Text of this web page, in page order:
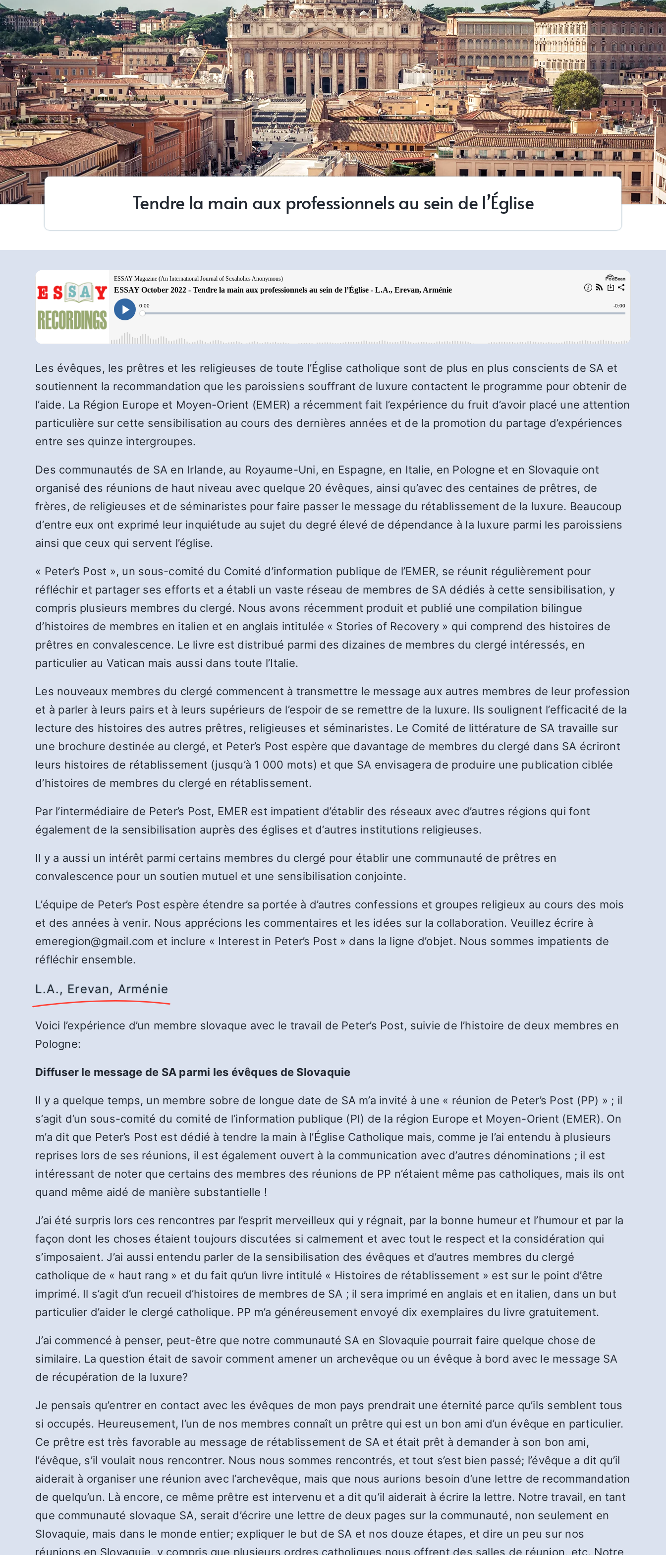
Tendre la main aux professionnels au sein de l’Église
Les évêques, les prêtres et les religieuses de toute l’Église catholique sont de plus en plus conscients de SA et
soutiennent la recommandation que les paroissiens souffrant de luxure contactent le programme pour obtenir de
l’aide. La Région Europe et Moyen-Orient (EMER) a récemment fait l’expérience du fruit d’avoir placé une attention
particulière sur cette sensibilisation au cours des dernières années et de la promotion du partage d’expériences
entre ses quinze intergroupes.
Des communautés de SA en Irlande, au Royaume-Uni, en Espagne, en Italie, en Pologne et en Slovaquie ont
organisé des réunions de haut niveau avec quelque 20 évêques, ainsi qu’avec des centaines de prêtres, de
frères, de religieuses et de séminaristes pour faire passer le message du rétablissement de la luxure. Beaucoup
d’entre eux ont exprimé leur inquiétude au sujet du degré élevé de dépendance à la luxure parmi les paroissiens
ainsi que ceux qui servent l’église.
« Peter’s Post », un sous-comité du Comité d’information publique de l’EMER, se réunit régulièrement pour
réfléchir et partager ses efforts et a établi un vaste réseau de membres de SA dédiés à cette sensibilisation, y
compris plusieurs membres du clergé. Nous avons récemment produit et publié une compilation bilingue
d’histoires de membres en italien et en anglais intitulée « Stories of Recovery » qui comprend des histoires de
prêtres en convalescence. Le livre est distribué parmi des dizaines de membres du clergé intéressés, en
particulier au Vatican mais aussi dans toute l’Italie.
Les nouveaux membres du clergé commencent à transmettre le message aux autres membres de leur profession
et à parler à leurs pairs et à leurs supérieurs de l’espoir de se remettre de la luxure. Ils soulignent l’efficacité de la
lecture des histoires des autres prêtres, religieuses et séminaristes. Le Comité de littérature de SA travaille sur
une brochure destinée au clergé, et Peter’s Post espère que davantage de membres du clergé dans SA écriront
leurs histoires de rétablissement (jusqu’à 1 000 mots) et que SA envisagera de produire une publication ciblée
d’histoires de membres du clergé en rétablissement.
Par l’intermédiaire de Peter’s Post, EMER est impatient d’établir des réseaux avec d’autres régions qui font
également de la sensibilisation auprès des églises et d’autres institutions religieuses.
Il y a aussi un intérêt parmi certains membres du clergé pour établir une communauté de prêtres en
convalescence pour un soutien mutuel et une sensibilisation conjointe.
L’équipe de Peter’s Post espère étendre sa portée à d’autres confessions et groupes religieux au cours des mois
et des années à venir. Nous apprécions les commentaires et les idées sur la collaboration. Veuillez écrire à
emeregion@gmail.com et inclure « Interest in Peter’s Post » dans la ligne d’objet. Nous sommes impatients de
réfléchir ensemble.
L.A., Erevan, Arménie
Voici l’expérience d’un membre slovaque avec le travail de Peter’s Post, suivie de l’histoire de deux membres en
Pologne:
Diffuser le message de SA parmi les évêques de Slovaquie
Il y a quelque temps, un membre sobre de longue date de SA m’a invité à une « réunion de Peter’s Post (PP) » ; il
s’agit d’un sous-comité du comité de l’information publique (PI) de la région Europe et Moyen-Orient (EMER). On
m’a dit que Peter’s Post est dédié à tendre la main à l’Église Catholique mais, comme je l’ai entendu à plusieurs
reprises lors de ses réunions, il est également ouvert à la communication avec d’autres dénominations ; il est
intéressant de noter que certains des membres des réunions de PP n’étaient même pas catholiques, mais ils ont
quand même aidé de manière substantielle !
J’ai été surpris lors ces rencontres par l’esprit merveilleux qui y régnait, par la bonne humeur et l’humour et par la
façon dont les choses étaient toujours discutées si calmement et avec tout le respect et la considération qui
s’imposaient. J’ai aussi entendu parler de la sensibilisation des évêques et d’autres membres du clergé
catholique de « haut rang » et du fait qu’un livre intitulé « Histoires de rétablissement » est sur le point d’être
imprimé. Il s’agit d’un recueil d’histoires de membres de SA ; il sera imprimé en anglais et en italien, dans un but
particulier d’aider le clergé catholique. PP m’a généreusement envoyé dix exemplaires du livre gratuitement.
J’ai commencé à penser, peut-être que notre communauté SA en Slovaquie pourrait faire quelque chose de
similaire. La question était de savoir comment amener un archevêque ou un évêque à bord avec le message SA
de récupération de la luxure?
Je pensais qu’entrer en contact avec les évêques de mon pays prendrait une éternité parce qu’ils semblent tous
si occupés. Heureusement, l’un de nos membres connaît un prêtre qui est un bon ami d’un évêque en particulier.
Ce prêtre est très favorable au message de rétablissement de SA et était prêt à demander à son bon ami,
l’évêque, s’il voulait nous rencontrer. Nous nous sommes rencontrés, et tout s’est bien passé; l’évêque a dit qu’il
aiderait à organiser une réunion avec l’archevêque, mais que nous aurions besoin d’une lettre de recommandation
de quelqu’un. Là encore, ce même prêtre est intervenu et a dit qu’il aiderait à écrire la lettre. Notre travail, en tant
que communauté slovaque SA, serait d’écrire une lettre de deux pages sur la communauté, non seulement en
Slovaquie, mais dans le monde entier; expliquer le but de SA et nos douze étapes, et dire un peu sur nos
réunions en Slovaquie, y compris que plusieurs ordres catholiques nous offrent des salles de réunion, etc. Notre